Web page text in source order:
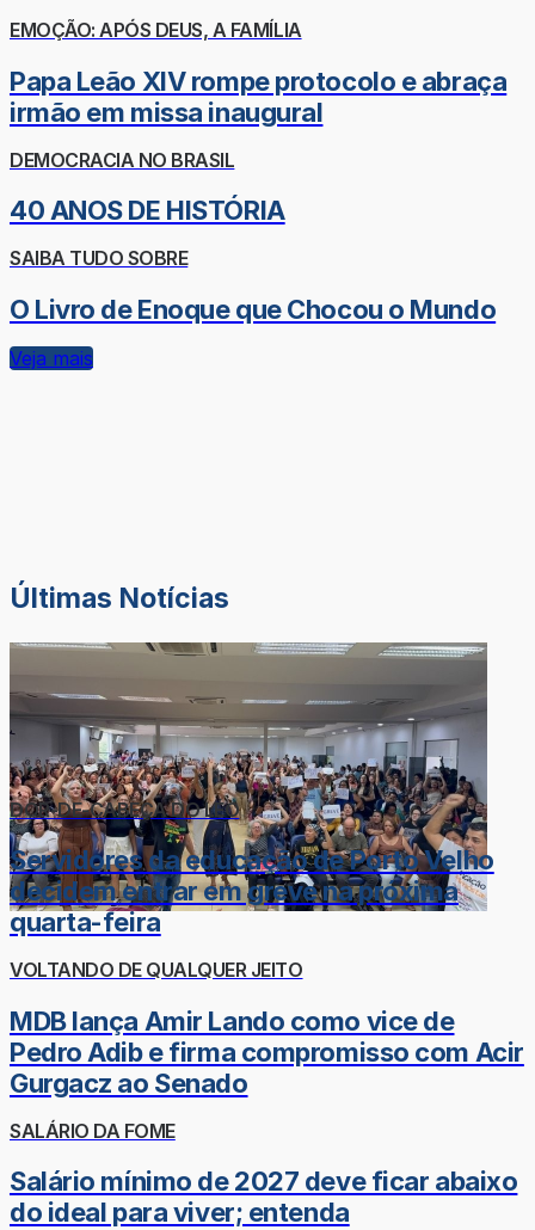
EMOÇÃO: APÓS DEUS, A FAMÍLIA
Papa Leão XIV rompe protocolo e abraça
irmão em missa inaugural
DEMOCRACIA NO BRASIL
40 ANOS DE HISTÓRIA
SAIBA TUDO SOBRE
O Livro de Enoque que Chocou o Mundo
Veja mais
Últimas Notícias
DOR-DE-CABEÇA DO LÉO
Servidores da educação de Porto Velho
decidem entrar em greve na próxima
quarta-feira
VOLTANDO DE QUALQUER JEITO
MDB lança Amir Lando como vice de
Pedro Adib e firma compromisso com Acir
Gurgacz ao Senado
SALÁRIO DA FOME
Salário mínimo de 2027 deve ficar abaixo
do ideal para viver; entenda